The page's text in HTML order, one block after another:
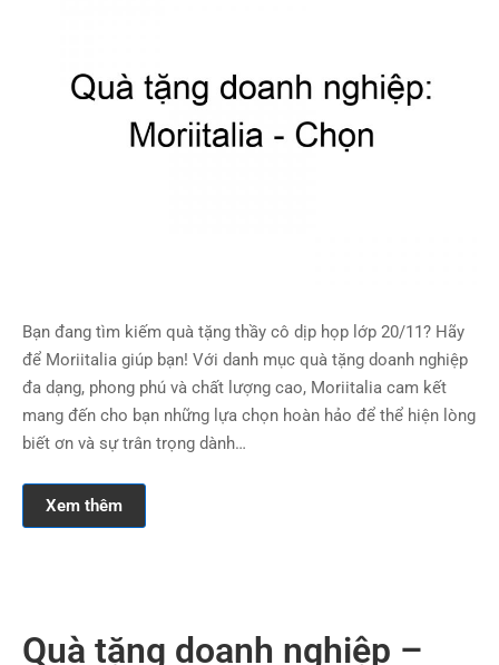
Bạn đang tìm kiếm quà tặng thầy cô dịp họp lớp 20/11? Hãy
để Moriitalia giúp bạn! Với danh mục quà tặng doanh nghiệp
đa dạng, phong phú và chất lượng cao, Moriitalia cam kết
mang đến cho bạn những lựa chọn hoàn hảo để thể hiện lòng
biết ơn và sự trân trọng dành…
Xem thêm
Quà tặng doanh nghiệp –